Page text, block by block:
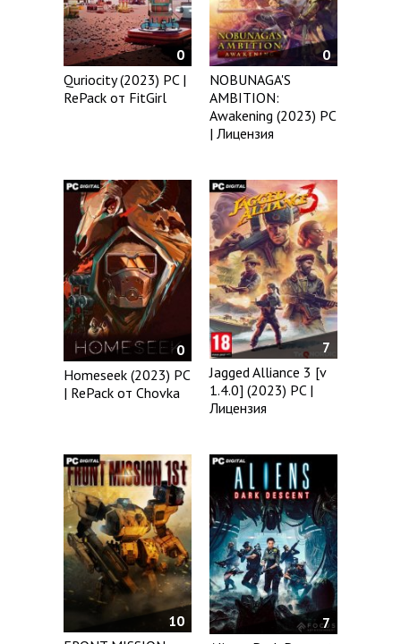
0
Quriocity (2023) PC |
RePack от FitGirl
0
NOBUNAGA'S
AMBITION:
Awakening (2023) PC
| Лицензия
0
Homeseek (2023) PC
| RePack от Chovka
7
Jagged Alliance 3 [v
1.4.0] (2023) PC |
Лицензия
10
7